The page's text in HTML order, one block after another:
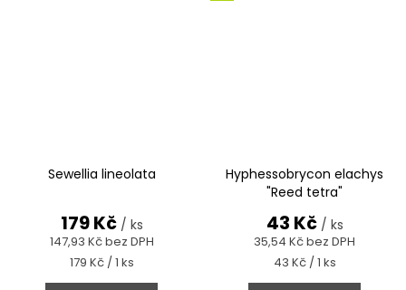
Sewellia lineolata
147,93 Kč bez DPH
179 Kč / ks
Měrná
cena:
179 Kč / 1 ks
Hyphessobrycon elachys
"Reed tetra"
35,54 Kč bez DPH
43 Kč / ks
Měrná
cena:
43 Kč / 1 ks